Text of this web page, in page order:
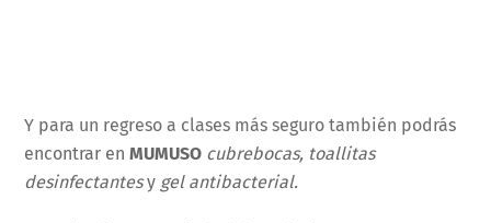
Y para un regreso a clases más seguro también podrás
encontrar enMUMUSO cubrebocas, toallitas
desinfectantesy gel antibacterial.